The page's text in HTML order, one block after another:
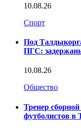
10.08.26
Спорт
Под
ПГС:
10.08.26
Общество
Тренер
футболистов в